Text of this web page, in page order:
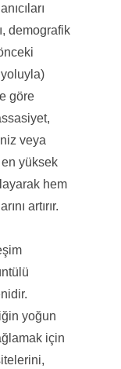
demografik
göre
veya
en yüksek
hem
artırır.
yoğun
için